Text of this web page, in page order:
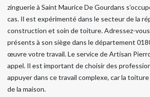
zinguerie à Saint Maurice De Gourdans
cas. Il est expérimenté dans le secteur de la
construction et soin de toiture. Adressez-
présents à son siège dans le département
œuvre votre travail. Le service de Artisan
appel. Il est important de choisir des
appuyer dans ce travail complexe, car la
de la maison.